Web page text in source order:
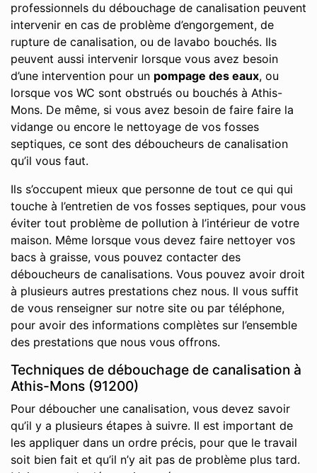
professionnels du débouchage de canalisation peuvent
intervenir en cas de problème d’engorgement, de
rupture de canalisation, ou de lavabo bouchés. Ils
peuvent aussi intervenir lorsque vous avez besoin
d’une intervention pour un pompage des eaux, ou
lorsque vos WC sont obstrués ou bouchés à Athis-
Mons. De même, si vous avez besoin de faire faire la
vidange ou encore le nettoyage de vos fosses
septiques, ce sont des déboucheurs de canalisation
qu’il vous faut.
Ils s’occupent mieux que personne de tout ce qui qui
touche à l’entretien de vos fosses septiques, pour vous
éviter tout problème de pollution à l’intérieur de votre
maison. Même lorsque vous devez faire nettoyer vos
bacs à graisse, vous pouvez contacter des
déboucheurs de canalisations. Vous pouvez avoir droit
à plusieurs autres prestations chez nous. Il vous suffit
de vous renseigner sur notre site ou par téléphone,
pour avoir des informations complètes sur l’ensemble
des prestations que nous vous offrons.
Techniques de débouchage de canalisation à
Athis-Mons (91200)
Pour déboucher une canalisation, vous devez savoir
qu’il y a plusieurs étapes à suivre. Il est important de
les appliquer dans un ordre précis, pour que le travail
soit bien fait et qu’il n’y ait pas de problème plus tard.